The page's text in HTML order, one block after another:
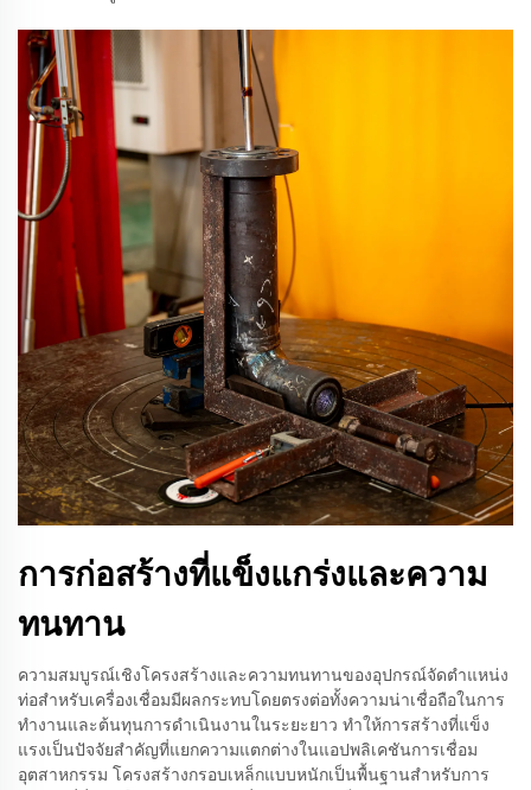
การก่อสร้างที่แข็งแกร่งและความ
ทนทาน
ความสมบูรณ์เชิงโครงสร้างและความทนทานของอุปกรณ์จัดตำแหน่ง
ท่อสำหรับเครื่องเชื่อมมีผลกระทบโดยตรงต่อทั้งความน่าเชื่อถือในการ
ทำงานและต้นทุนการดำเนินงานในระยะยาว ทำให้การสร้างที่แข็ง
แรงเป็นปัจจัยสำคัญที่แยกความแตกต่างในแอปพลิเคชันการเชื่อม
อุตสาหกรรม โครงสร้างกรอบเหล็กแบบหนักเป็นพื้นฐานสำหรับการ